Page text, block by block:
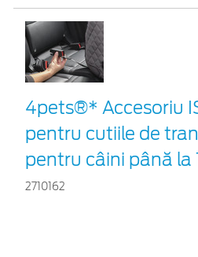
4pets®* Accesoriu
pentru cutiile de
pentru câini până la
2710162